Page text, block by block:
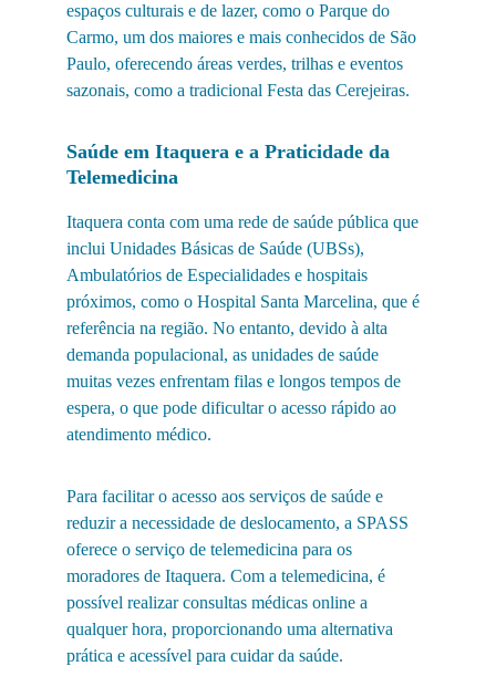
espaços culturais e de lazer, como o Parque do
Carmo, um dos maiores e mais conhecidos de São
Paulo, oferecendo áreas verdes, trilhas e eventos
sazonais, como a tradicional Festa das Cerejeiras.
Saúde em Itaquera e a Praticidade da
Telemedicina
Itaquera conta com uma rede de saúde pública que
inclui Unidades Básicas de Saúde (UBSs),
Ambulatórios de Especialidades e hospitais
próximos, como o Hospital Santa Marcelina, que é
referência na região. No entanto, devido à alta
demanda populacional, as unidades de saúde
muitas vezes enfrentam filas e longos tempos de
espera, o que pode dificultar o acesso rápido ao
atendimento médico.
Para facilitar o acesso aos serviços de saúde e
reduzir a necessidade de deslocamento, a SPASS
oferece o serviço de telemedicina para os
moradores de Itaquera. Com a telemedicina, é
possível realizar consultas médicas online a
qualquer hora, proporcionando uma alternativa
prática e acessível para cuidar da saúde.